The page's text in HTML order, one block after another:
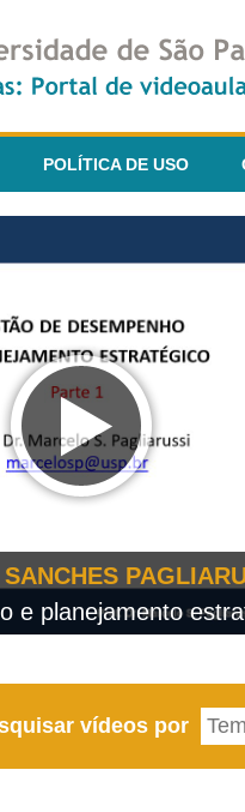
POLÍTICA DE USO
e planejamento
vídeos por